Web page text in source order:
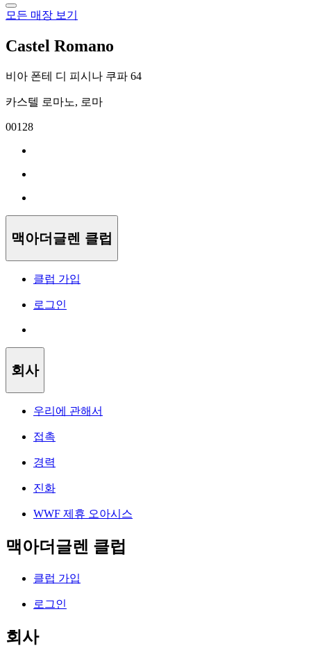
모든 매장 보기
Castel Romano
비아 폰테 디 피시나 쿠파 64
카스텔 로마노, 로마
00128
맥아더글렌 클럽
클럽 가입
로그인
회사
우리에 관해서
접촉
경력
진화
WWF 제휴 오아시스
맥아더글렌 클럽
클럽 가입
로그인
회사